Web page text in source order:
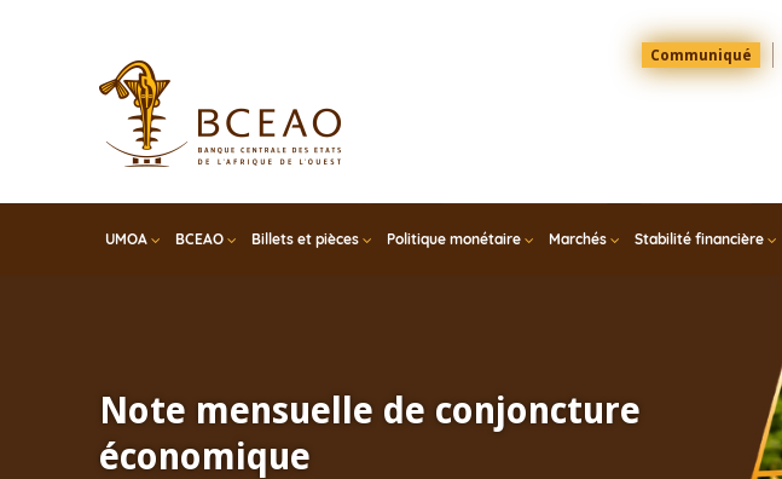
Menu
Top
Communiqué
UMOA BCEAO Billets et pièces Politique monétaire Marchés Stabilité financière
Note mensuelle de conjoncture
économique